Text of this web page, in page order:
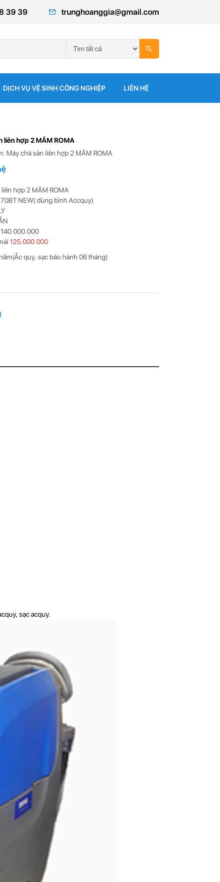
39 39 trunghoanggia@gmail.com
DỊCH VỤ VỆ SINH CÔNG NGHIỆP LIÊN HỆ
liên hợp 2 MÂM ROMA
Máy chà sàn liên hợp 2 MÂM ROMA
hợp 2 MÂM ROMA
NEW( dùng bình Accquy)
125.000.000
quy, sạc bảo hành 06 tháng)
sạc acquy.